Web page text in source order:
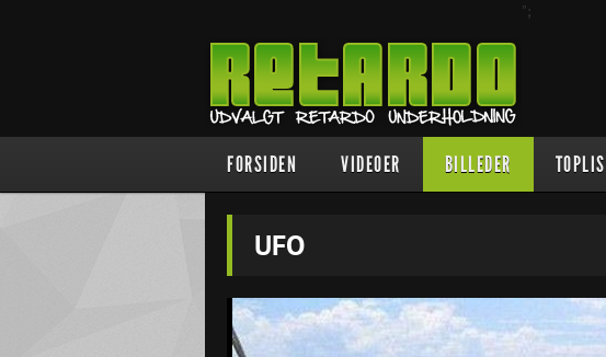
";
FORSIDEN VIDEOER BILLEDER
UFO